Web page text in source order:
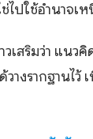
ไปใช้อำนาจเห
วเสริมว่า แน
างรากฐานไว้